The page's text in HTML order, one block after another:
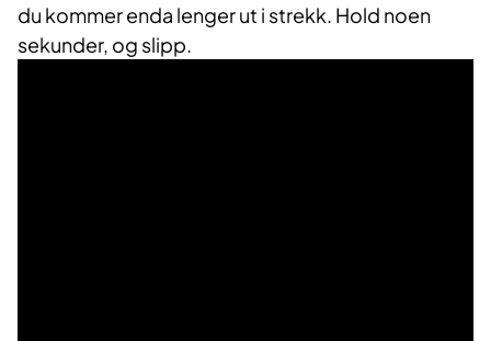
du kommer enda lenger ut i strekk. Hold noen
sekunder, og slipp.